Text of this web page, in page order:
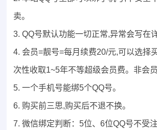
卖。
3. QQ号默认功能一切正常,异常会写在
4. 会员=靓号=每月续费20/元,可以选择
次性收取1~5年不等超级会员费。非会
5. 一个手机号能绑5个QQ号。
6. 购买前三思,购买后不退不换。
7. 微信绑定判断：5位、6位QQ号不受